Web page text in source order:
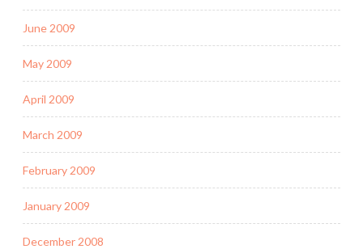
June 2009
May 2009
April 2009
March 2009
February 2009
January 2009
December 2008